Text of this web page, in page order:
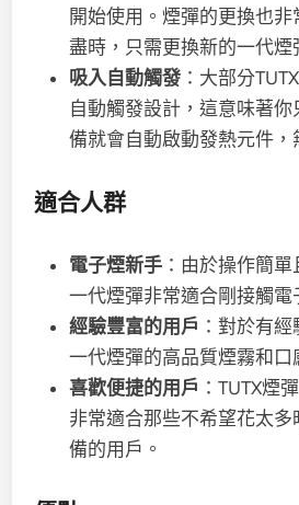
開始使用。煙彈的更換也
盡時，只需更換新的一代煙
吸入自動觸發 ：大部分
自動觸發設計，這意味著
備就會自動啟動發熱元件，
適合人群
電子煙新手 ：由於操作簡
一代煙彈非常適合剛接觸電
經驗豐富的用戶 ：對於有
一代煙彈的高品質煙霧和口
喜歡便捷的用戶 ：TUTX煙
非常適合那些不希望花太
備的用戶。